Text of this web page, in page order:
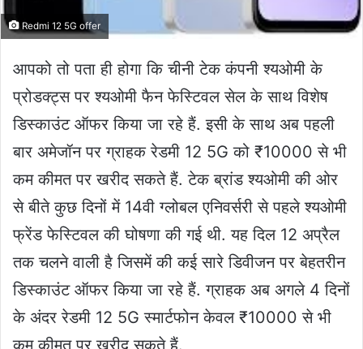
Redmi 12 5G offer
आपको तो पता ही होगा कि चीनी टेक कंपनी श्यओमी के
प्रोडक्ट्स पर श्यओमी फैन फेस्टिवल सेल के साथ विशेष
डिस्काउंट ऑफर किया जा रहे हैं. इसी के साथ अब पहली
बार अमेजॉन पर ग्राहक रेडमी 12 5G को ₹10000 से भी
कम कीमत पर खरीद सकते हैं. टेक ब्रांड श्यओमी की ओर
से बीते कुछ दिनों में 14वी ग्लोबल एनिवर्सरी से पहले श्यओमी
फ्रेंड फेस्टिवल की घोषणा की गई थी. यह दिल 12 अप्रैल
तक चलने वाली है जिसमें की कई सारे डिवीजन पर बेहतरीन
डिस्काउंट ऑफर किया जा रहे हैं. ग्राहक अब अगले 4 दिनों
के अंदर रेडमी 12 5G स्मार्टफोन केवल ₹10000 से भी